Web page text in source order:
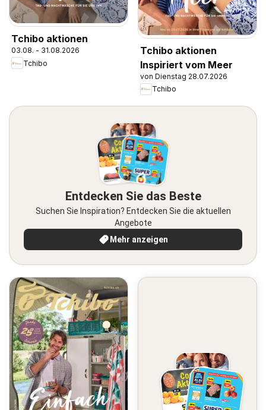
Tchibo aktionen
03.08. - 31.08.2026
Tchibo
Tchibo aktionen
Inspiriert vom Meer
von Dienstag 28.07.2026
Tchibo
Entdecken Sie das Beste
Suchen Sie Inspiration? Entdecken Sie die aktuellen
Angebote
Mehr anzeigen